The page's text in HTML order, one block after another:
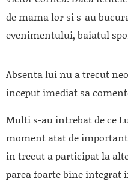
de mama lor si s-au
evenimentului, baiatul
Absenta lui nu a trecut
inceput imediat sa
Multi s-au intrebat de ce
moment atat de
in trecut a participat la
parea foarte bine integrat